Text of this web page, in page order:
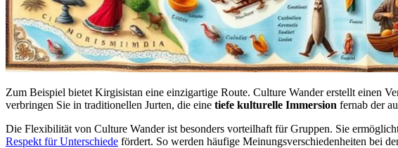
Zum Beispiel bietet Kirgisistan eine einzigartige Route. Culture Wander erstellt einen
verbringen Sie in traditionellen Jurten, die eine tiefe kulturelle Immersion fernab der
Die Flexibilität von Culture Wander ist besonders vorteilhaft für Gruppen. Sie
Respekt für Unterschiede fördert. So werden häufige Meinungsverschiedenheiten bei